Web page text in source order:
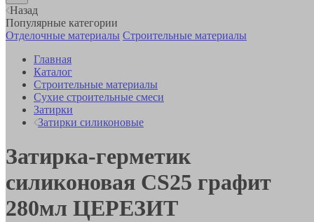
Назад
Популярные категории
Отделочные материалы Строительные материалы
Главная
Каталог
Строительные материалы
Сухие строительные смеси
Затирки
Затирки силиконовые
Затирка-герметик
силиконовая CS25 графит
280мл ЦЕРЕЗИТ